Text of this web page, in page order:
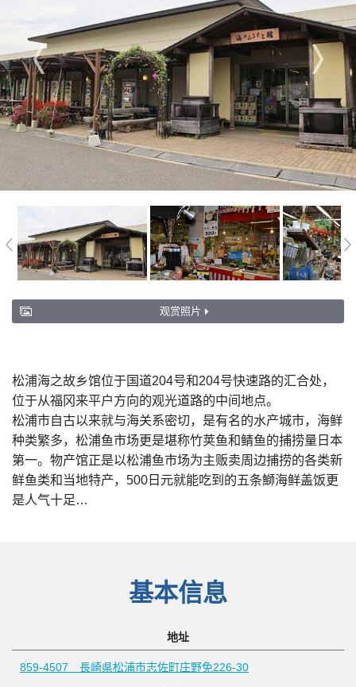
观赏照片
松浦海之故乡馆位于国道204号和204号快速路的汇合处，
位于从福冈来平户方向的观光道路的中间地点。
松浦市自古以来就与海关系密切，是有名的水产城市，海鲜
种类繁多，松浦鱼市场更是堪称竹荚鱼和鲭鱼的捕捞量日本
第一。物产馆正是以松浦鱼市场为主贩卖周边捕捞的各类新
鲜鱼类和当地特产，500日元就能吃到的五条鰤海鲜盖饭更
是人气十足…
基本信息
地址
859-4507 長崎県松浦市志佐町庄野免226-30